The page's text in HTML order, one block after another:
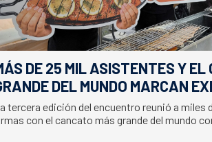
DE 25 MIL ASISTENTES Y EL
DEL MUNDO MARCAN
SEMANA DEL SALMÓN
tercera edición del encuentro reunió a miles
con el cancato más grande del mundo